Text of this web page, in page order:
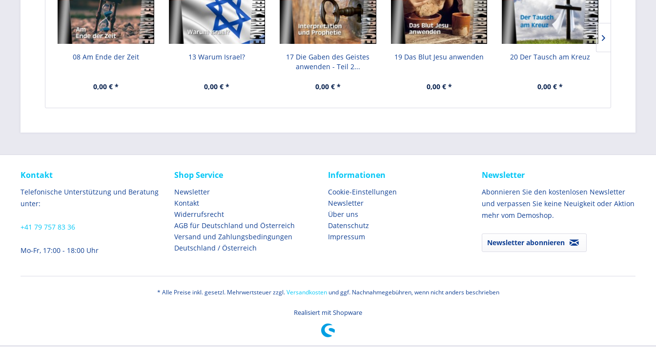
08 Am Ende der Zeit
0,00 € *
13 Warum Israel?
0,00 € *
17 Die Gaben des Geistes
anwenden - Teil 2...
0,00 € *
19 Das Blut Jesu anwenden
0,00 € *
20 Der Tausch am Kreuz
0,00 € *
Kontakt
Telefonische Unterstützung und Beratung
unter:
+41 79 757 83 36
Mo-Fr, 17:00 - 18:00 Uhr
Shop Service
Newsletter
Kontakt
Widerrufsrecht
AGB für Deutschland und Österreich
Versand und Zahlungsbedingungen
Deutschland / Österreich
Informationen
Cookie-Einstellungen
Newsletter
Über uns
Datenschutz
Impressum
Newsletter
Abonnieren Sie den kostenlosen Newsletter
und verpassen Sie keine Neuigkeit oder Aktion
mehr vom Demoshop.
Newsletter abonnieren
* Alle Preise inkl. gesetzl. Mehrwertsteuer zzgl.Versandkostenund ggf. Nachnahmegebühren, wenn nicht anders beschrieben
Realisiert mit Shopware